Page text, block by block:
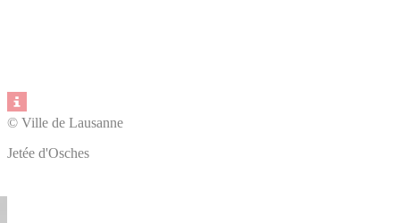
© Ville de Lausanne
Jetée d'Osches